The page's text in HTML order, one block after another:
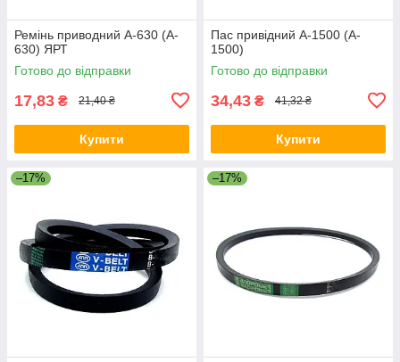
Ремінь приводний A-630 (A-
630) ЯРТ
Готово до відправки
17,83 ₴ 21,40 ₴
Купити
Пас привідний A-1500 (A-
1500)
Готово до відправки
34,43 ₴ 41,32 ₴
Купити
–17% –17%